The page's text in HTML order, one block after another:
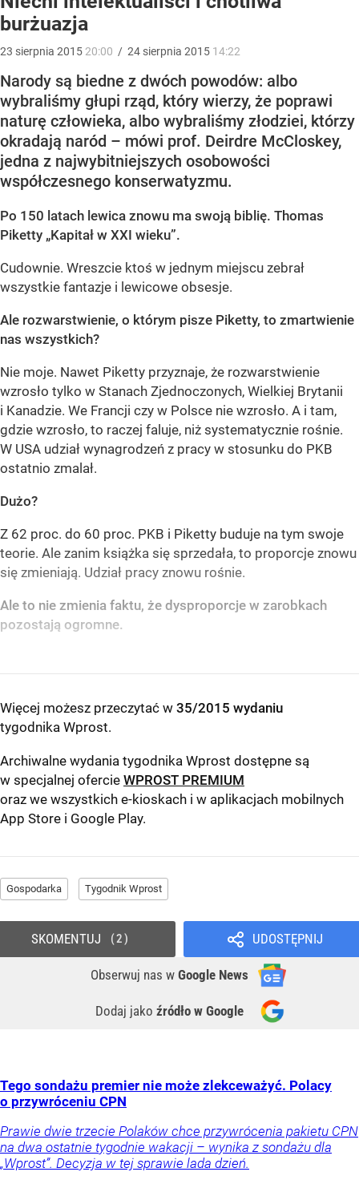
burżuazja
23 sierpnia 2015 20:00 / 24 sierpnia 2015 14:22
Narody są biedne z dwóch powodów: albo
wybraliśmy głupi rząd, który wierzy, że poprawi
naturę człowieka, albo wybraliśmy złodziei, którzy
okradają naród – mówi prof. Deirdre McCloskey,
jedna z najwybitniejszych osobowości
współczesnego konserwatyzmu.
Po 150 latach lewica znowu ma swoją biblię. Thomas
Piketty „Kapitał w XXI wieku”.
Cudownie. Wreszcie ktoś w jednym miejscu zebrał
wszystkie fantazje i lewicowe obsesje.
Ale rozwarstwienie, o którym pisze Piketty, to zmartwienie
nas wszystkich?
Nie moje. Nawet Piketty przyznaje, że rozwarstwienie
wzrosło tylko w Stanach Zjednoczonych, Wielkiej Brytanii
i Kanadzie. We Francji czy w Polsce nie wzrosło. A i tam,
gdzie wzrosło, to raczej faluje, niż systematycznie rośnie.
W USA udział wynagrodzeń z pracy w stosunku do PKB
ostatnio zmalał.
Dużo?
Z 62 proc. do 60 proc. PKB i Piketty buduje na tym swoje
teorie. Ale zanim książka się sprzedała, to proporcje znowu
się zmieniają. Udział pracy znowu rośnie.
Ale to nie zmienia faktu, że dysproporcje w zarobkach
pozostają ogromne.
Więcej możesz przeczytać w 35/2015 wydaniu
tygodnika Wprost.
Archiwalne wydania tygodnika Wprost dostępne są
w specjalnej ofercie WPROST PREMIUM
oraz we wszystkich e-kioskach i w aplikacjach mobilnych
App Store i Google Play.
Gospodarka Tygodnik Wprost
UDOSTĘPNIJ
Obserwuj nas w Google News
Dodaj jako źródło w Google
SKOMENTUJ 2
Tego sondażu premier nie może zlekceważyć. Polacy
o przywróceniu CPN
Prawie dwie trzecie Polaków chce przywrócenia pakietu CPN
na dwa ostatnie tygodnie wakacji – wynika z sondażu dla
„Wprost”. Decyzja w tej sprawie lada dzień.